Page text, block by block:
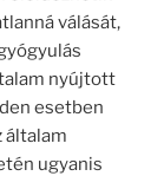
válását,
nyújtott
esetben
általam
ugyanis